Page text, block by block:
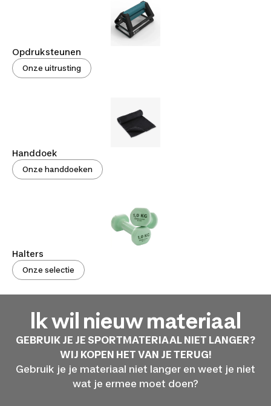
Opdruksteunen
Onze uitrusting
Handdoek
Onze handdoeken
Halters
Onze selectie
Ik wil nieuw materiaal
GEBRUIK JE JE SPORTMATERIAAL NIET LANGER?
WIJ KOPEN HET VAN JE TERUG!
Gebruik je je materiaal niet langer en weet je niet
wat je ermee moet doen?